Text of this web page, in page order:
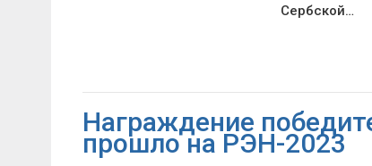
Сербской…
Награждение
прошло на РЭН-2023